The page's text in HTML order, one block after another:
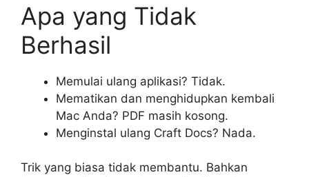
Apa yang Tidak
Berhasil
Memulai ulang aplikasi? Tidak.
Mematikan dan menghidupkan kembali
Mac Anda? PDF masih kosong.
Menginstal ulang Craft Docs? Nada.
Trik yang biasa tidak membantu. Bahkan